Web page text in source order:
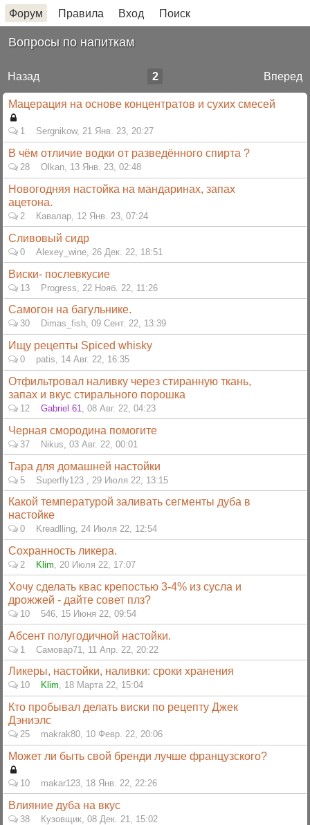
Форум Правила Вход Поиск
Вопросы по напиткам
Назад Вперед
2
Мацерация на основе концентратов и сухих смесей
1 Sergnikow, 21 Янв. 23, 20:27
В чём отличие водки от разведённого спирта ?
28 Olkan, 13 Янв. 23, 02:48
Новогодняя настойка на мандаринах, запах
ацетона.
2 Кавалар, 12 Янв. 23, 07:24
Сливовый сидр
0 Alexey_wine, 26 Дек. 22, 18:51
Виски- послевкусие
13 Progress 22 Нояб. 22, 11:26
Самогон на багульнике.
30 Dimas_fish, 09 Сент. 22, 13:39
Ищу рецепты Spiced whisky
0 patis, 14 Авг. 22, 16:35
Отфильтровал наливку через стиранную ткань,
запах и вкус стирального порошка
12 Gabriel 61 08 Авг. 22, 04:23
Черная смородина помогите
37 Nikus 03 Авг. 22, 00:01
Тара для домашней настойки
5 Superfly123 29 Июля 22, 13:15
Какой температурой заливать сегменты дуба в
настойке
0 Kreadlling, 24 Июля 22, 12:54
Сохранность ликера.
2 Klim, 20 Июля 22, 17:07
Хочу сделать квас крепостью 3-4% из сусла и
дрожжей - дайте совет плз?
10 546, 15 Июня 22, 09:54
Абсент полугодичной настойки.
1 Самовар71 11 Апр. 22, 20:22
Ликеры, настойки, наливки: сроки хранения
10 Klim, 18 Марта 22, 15:04
Кто пробывал делать виски по рецепту Джек
Дэниэлс
25 makrak80, 10 Февр. 22, 20:06
Может ли быть свой бренди лучше французского?
10 makar123, 18 Янв. 22, 22:26
Влияние дуба на вкус
38 Кузовщик, 08 Дек. 21, 15:02